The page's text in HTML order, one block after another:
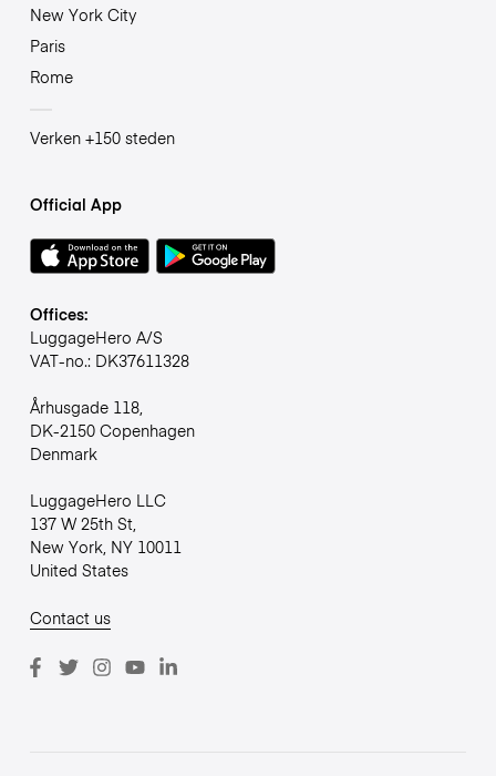
New York City
Paris
Rome
Verken +150 steden
Official App
Offices:
LuggageHero A/S
VAT-no.: DK37611328
Århusgade 118,
DK-2150 Copenhagen
Denmark
LuggageHero LLC
137 W 25th St,
New York, NY 10011
United States
Contact us